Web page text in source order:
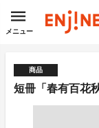
メニュー
商品
短冊「春有百花